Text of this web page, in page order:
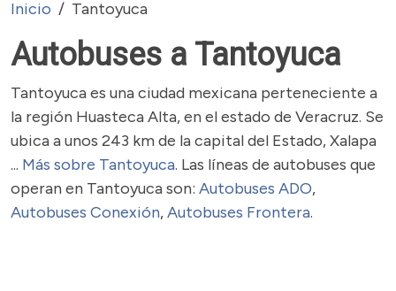
Inicio Tantoyuca
Autobuses a Tantoyuca
Tantoyuca es una ciudad mexicana perteneciente a
la región Huasteca Alta, en el estado de Veracruz. Se
ubica a unos 243 km de la capital del Estado, Xalapa
... Más sobre Tantoyuca. Las líneas de autobuses que
operan en Tantoyuca son: Autobuses ADO,
Autobuses Conexión,Autobuses Frontera.